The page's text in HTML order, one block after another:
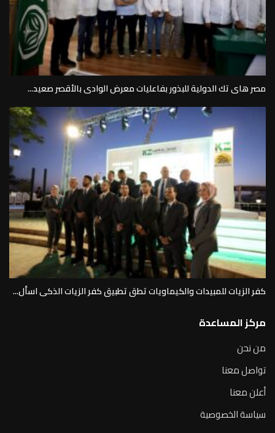
مصر هاى تك الدولية للبذور بفاعليات معرض الوادى بالأقصر صعيد...
كفر الزيات للمبيدات والكيماويات تطق تطبيق كفر الزيات الذكى اسأل...
مركز المساعدة
من نحن
تواصل معنا
أعلن معنا
سياسة الخصوصية